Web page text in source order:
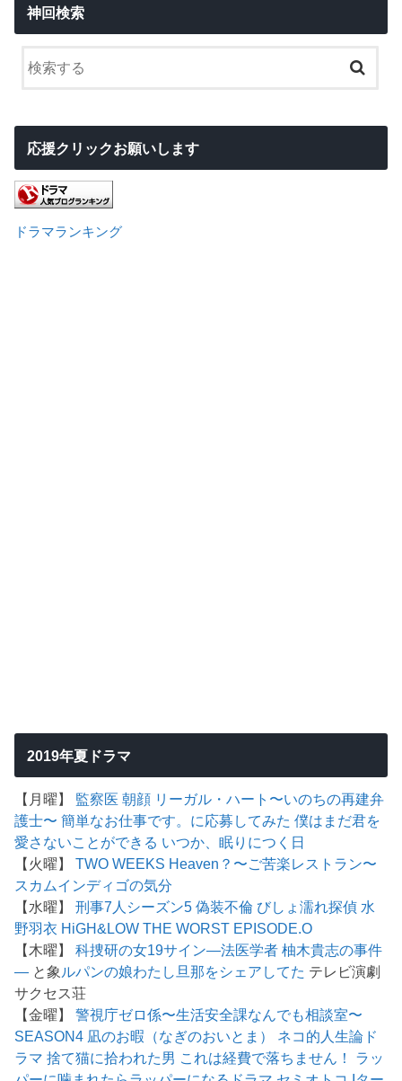
神回検索
応援クリックお願いします
ドラマランキング
2019年夏ドラマ
【月曜】 監察医 朝顔 リーガル・ハート〜いのちの再建弁
護士〜 簡単なお仕事です。に応募してみた 僕はまだ君を
愛さないことができる いつか、眠りにつく日
【火曜】TWO WEEKS Heaven？〜ご苦楽レストラン〜
スカムインディゴの気分
【水曜】刑事7人シーズン5 偽装不倫 びしょ濡れ探偵 水
野羽衣 HiGH&LOW THE WORST EPISODE.O
【木曜】科捜研の女19サイン―法医学者 柚木貴志の事件
― と象 ルパンの娘わたし旦那をシェアしてた テレビ演劇
サクセス荘
【金曜】警視庁ゼロ係〜生活安全課なんでも相談室〜
SEASON4 凪のお暇（なぎのおいとま）
ネコ的人生論ド
ラマ 捨て猫に拾われた男 これは経費で落ちません！
ラッ